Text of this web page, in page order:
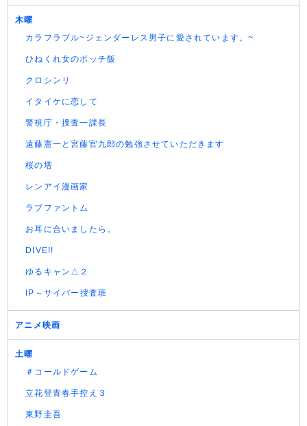
木曜
カラフラブル~ジェンダーレス男子に愛されています。~
ひねくれ女のボッチ飯
クロシンリ
イタイケに恋して
警視庁・捜査一課長
遠藤憲一と宮藤官九郎の勉強させていただきます
桜の塔
レンアイ漫画家
ラブファントム
お耳に合いましたら。
DIVE!!
ゆるキャン△２
IP～サイバー捜査班
アニメ映画
土曜
＃コールドゲーム
立花登青春手控え３
東野圭吾